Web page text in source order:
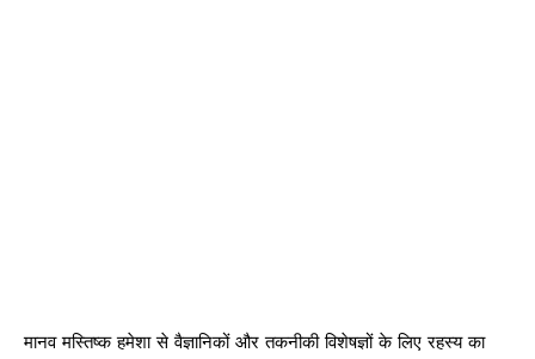
मानव मस्तिष्क हमेशा से वैज्ञानिकों और तकनीकी विशेषज्ञों के लिए रहस्य का